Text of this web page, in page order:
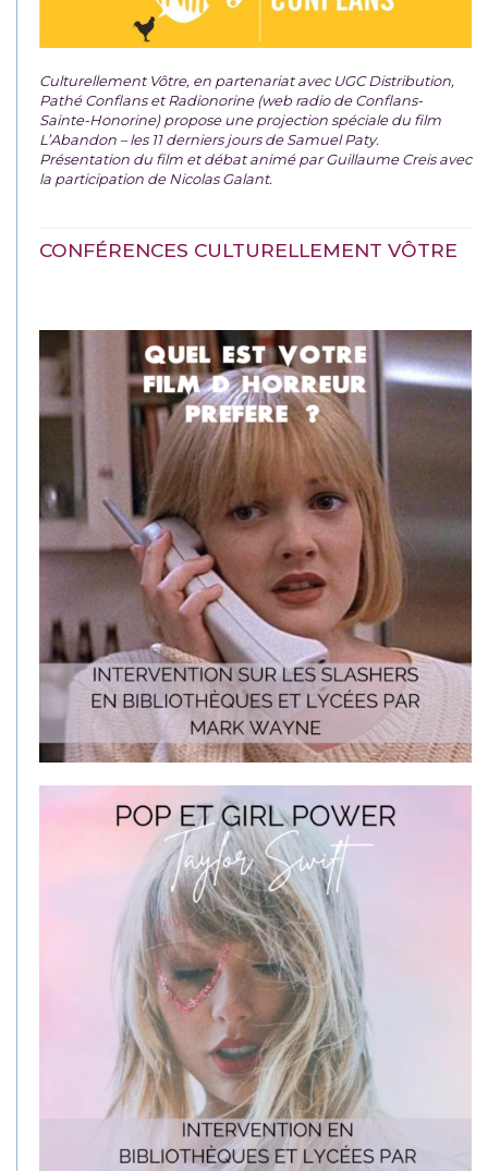
Culturellement Vôtre, en partenariat avec UGC Distribution,
Pathé Conflans et Radionorine (web radio de Conflans-
Sainte-Honorine) propose une projection spéciale du film
L’Abandon – les 11 derniers jours de Samuel Paty.
Présentation du film et débat animé par Guillaume Creis avec
la participation de Nicolas Galant.
CONFÉRENCES CULTURELLEMENT VÔTRE